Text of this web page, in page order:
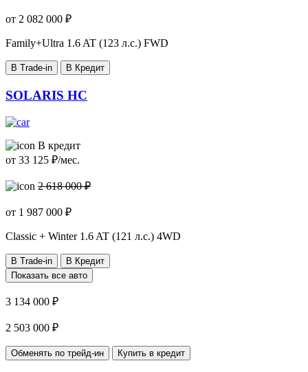
от 2 082 000 ₽
Family+Ultra 1.6 AT (123 л.с.) FWD
В Trade-in В Кредит
SOLARIS HC
В кредит
от 33 125 ₽/мес.
2 618 000 ₽
от 1 987 000 ₽
Classic + Winter 1.6 AT (121 л.с.) 4WD
В Trade-in
В Кредит
Показать все авто
3 134 000 ₽
2 503 000 ₽
Обменять по трейд-ин Купить в кредит